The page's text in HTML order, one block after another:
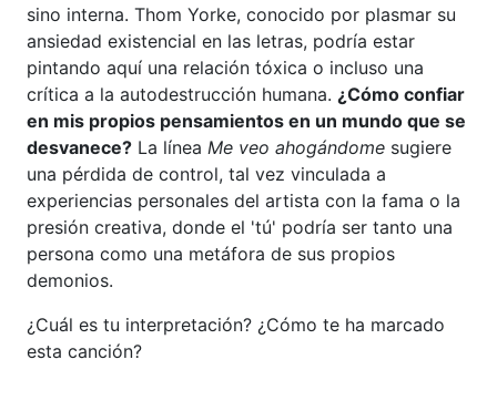
sino interna. Thom Yorke, conocido por plasmar su
ansiedad existencial en las letras, podría estar
pintando aquí una relación tóxica o incluso una
crítica a la autodestrucción humana. ¿Cómo confiar
en mis propios pensamientos en un mundo que se
desvanece? La línea Me veo ahogándome sugiere
una pérdida de control, tal vez vinculada a
experiencias personales del artista con la fama o la
presión creativa, donde el 'tú' podría ser tanto una
persona como una metáfora de sus propios
demonios.
¿Cuál es tu interpretación? ¿Cómo te ha marcado
esta canción?